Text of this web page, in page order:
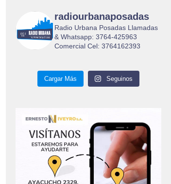
radiourbanaposadas
Radio Urbana Posadas Llamadas
& Whatsapp: 3764-425963
Comercial Cel: 3764162393
Cargar Más Seguinos